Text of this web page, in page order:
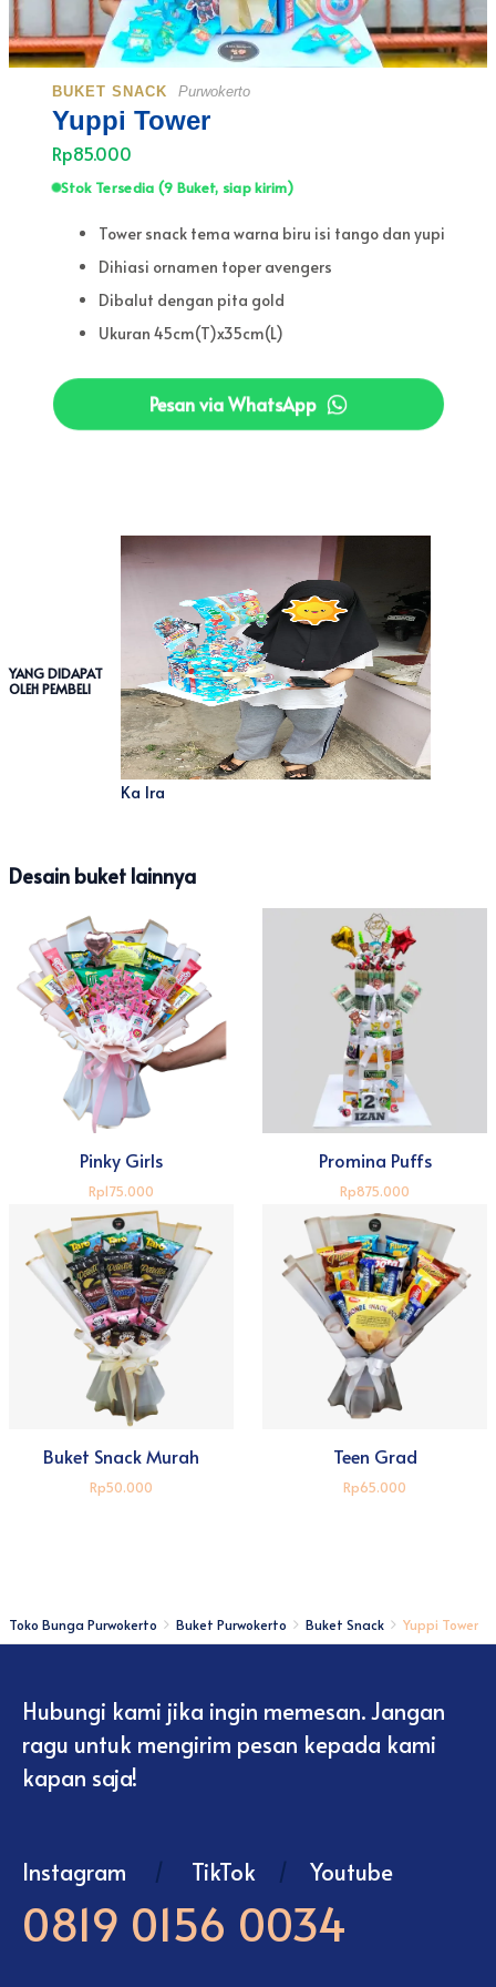
BUKET SNACK
Yuppi Tower
Purwokerto
Rp85.000
Stok Tersedia (9 Buket, siap kirim)
Tower snack tema warna biru isi tango dan yupi
Dihiasi ornamen toper avengers
Dibalut dengan pita gold
Ukuran 45cm(T)x35cm(L)
Pesan via WhatsApp
YANG DIDAPAT
OLEH PEMBELI
Ka Ira
Desain buket lainnya
Pinky Girls
Rp175.000
Promina Puffs
Rp875.000
Buket Snack Murah
Rp50.000
Teen Grad
Rp65.000
Toko Bunga Purwokerto Buket Purwokerto Buket Snack Yuppi Tower
Hubungi kami jika ingin memesan. Jangan
ragu untuk mengirim pesan kepada kami
kapan saja!
Instagram / TikTok / Youtube
0819 0156 0034